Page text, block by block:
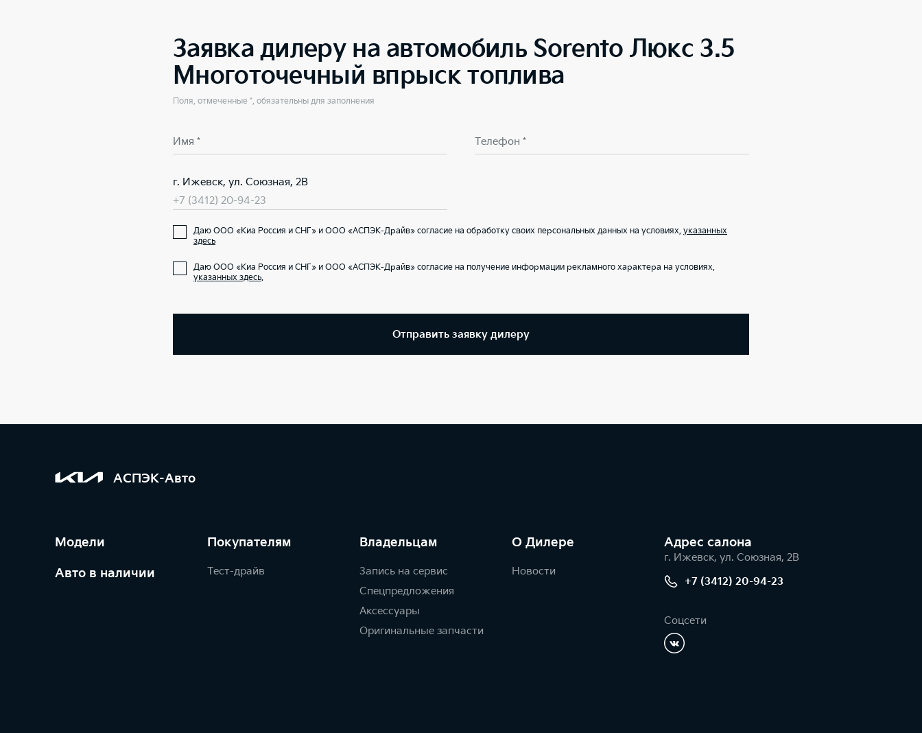
Заявка дилеру на автомобиль Sorento Люкс 3.5
Многоточечный впрыск топлива
Поля, отмеченные *, обязательны для заполнения
Имя * Телефон *
г. Ижевск, ул. Союзная, 2В
+7 (3412) 20-94-23
Даю ООО «Киа Россия и СНГ» и ООО «АСПЭК-Драйв» согласие на обработку своих персональных данных на условиях, указанных
здесь
Даю ООО «Киа Россия и СНГ» и ООО «АСПЭК-Драйв» согласие на получение информации рекламного характера на условиях,
указанных здесь.
Отправить заявку дилеру
АСПЭК-Авто
Модели
Авто в наличии
Покупателям
Тест-драйв
Владельцам
Запись на сервис
Спецпредложения
Аксессуары
Оригинальные запчасти
О Дилере
Новости
Адрес салонa
г. Ижевск, ул. Союзная, 2В
+7 (3412) 20-94-23
Соцсети